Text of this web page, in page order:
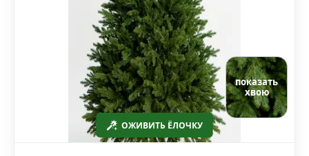
ОЖИВИТЬ ЁЛОЧКУ
показать
хвою